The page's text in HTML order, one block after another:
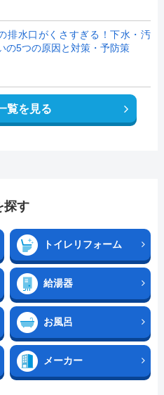
排水口がくさすぎる！下水・汚
の5つの原因と対策・予防策
覧を見る
探す
トイレリフォーム
給湯器
お風呂
メーカー